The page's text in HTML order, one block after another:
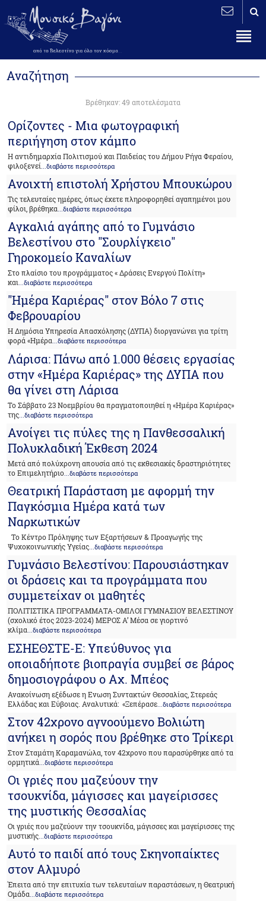
Αναζήτηση
Βρέθηκαν: 49 αποτελέσματα
Ορίζοντες - Μια φωτογραφική
περιήγηση στον κάμπο
Η αντιδημαρχία Πολιτισμού και Παιδείας του Δήμου Ρήγα Φεραίου,
φιλοξενεί ...διαβάστε περισσότερα
Ανοιχτή επιστολή Χρήστου Μπουκώρου
Τις τελευταίες ημέρες, όπως έχετε πληροφορηθεί αγαπημένοι μου
φίλοι, βρέθηκα...διαβάστε περισσότερα
Αγκαλιά αγάπης από το Γυμνάσιο
Βελεστίνου στο "Σουρλίγκειο"
Γηροκομείο Καναλίων
Στο πλαίσιο του προγράμματος « Δράσεις Ενεργού Πολίτη»
και...διαβάστε περισσότερα
"Ημέρα Καριέρας" στον Βόλο 7 στις
Φεβρουαρίου
Η Δημόσια Υπηρεσία Απασχόλησης (ΔΥΠΑ) διοργανώνει για τρίτη
φορά «Ημέρα...διαβάστε περισσότερα
Λάρισα: Πάνω από 1.000 θέσεις εργασίας
στην «Ημέρα Καριέρας» της ΔΥΠΑ που
θα γίνει στη Λάρισα
Το Σάββατο 23 Νοεμβρίου θα πραγματοποιηθεί η «Ημέρα Καριέρας»
της ...διαβάστε περισσότερα
Ανοίγει τις πύλες της η Πανθεσσαλική
Πολυκλαδική Έκθεση 2024
Μετά από πολύχρονη απουσία από τις εκθεσιακές δραστηριότητες
το Επιμελητήριο...διαβάστε περισσότερα
Θεατρική Παράσταση με αφορμή την
Παγκόσμια Ημέρα κατά των
Ναρκωτικών
Το Κέντρο Πρόληψης των Εξαρτήσεων & Προαγωγής της
Ψυχοκοινωνικής Υγείας...διαβάστε περισσότερα
Γυμνάσιο Βελεστίνου: Παρουσιάστηκαν
οι δράσεις και τα προγράμματα που
συμμετείχαν οι μαθητές
ΠΟΛΙΤΙΣΤΙΚΑ ΠΡΟΓΡΑΜΜΑΤΑ-ΟΜΙΛΟΙ ΓΥΜΝΑΣΙΟΥ ΒΕΛΕΣΤΙΝΟΥ
(σχολικό έτος 2023-2024) ΜΕΡΟΣ Α’ Μέσα σε γιορτινό
κλίμα...διαβάστε περισσότερα
ΕΣΗΕΘΣΤΕ-Ε: Υπεύθυνος για
οποιαδήποτε βιοπραγία συμβεί σε βάρος
δημοσιογράφου ο Αχ. Μπέος
Ανακοίνωση εξέδωσε η Ενωση Συντακτών Θεσσαλίας, Στερεάς
Ελλάδας και Εύβοιας. Αναλυτικά: «Ξεπέρασε ...διαβάστε περισσότερα
Στον 42χρονο αγνοούμενο Βολιώτη
ανήκει η σορός που βρέθηκε στο Τρίκερι
Στον Σταμάτη Καραμανώλα, τον 42χρονο που παρασύρθηκε από τα
ορμητικά...διαβάστε περισσότερα
Οι γριές που μαζεύουν την
τσουκνίδα, μάγισσες και μαγείρισσες
της μυστικής Θεσσαλίας
Οι γριές που μαζεύουν την τσουκνίδα, μάγισσες και μαγείρισσες της
μυστικής...διαβάστε περισσότερα
Αυτό το παιδί από τους Σκηνοπαίκτες
στον Αλμυρό
Έπειτα από την επιτυχία των τελευταίων παραστάσεων, η Θεατρική
Ομάδα...διαβάστε περισσότερα